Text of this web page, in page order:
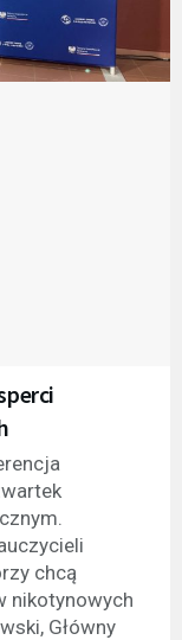
chcą
nikotynowych
Główny